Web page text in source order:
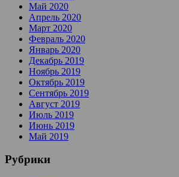
Май 2020
Апрель 2020
Март 2020
Февраль 2020
Январь 2020
Декабрь 2019
Ноябрь 2019
Октябрь 2019
Сентябрь 2019
Август 2019
Июль 2019
Июнь 2019
Май 2019
Рубрики